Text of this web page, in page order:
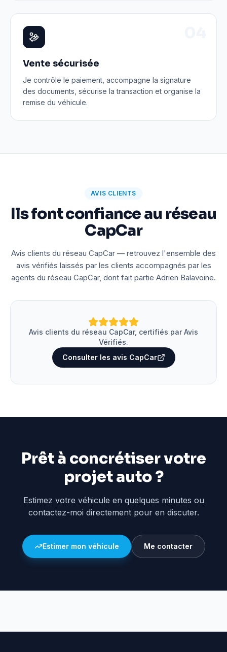
Vente sécurisée
Je contrôle le paiement, accompagne la signature
des documents, sécurise la transaction et organise la
remise du véhicule.
AVIS CLIENTS
Ils font confiance au réseau
CapCar
Avis clients du réseau CapCar — retrouvez l'ensemble des
avis vérifiés laissés par les clients accompagnés par les
agents du réseau CapCar, dont fait partie Adrien Balavoine.
Avis clients du réseau CapCar, certifiés par Avis
Vérifiés.
Consulter les avis CapCar
Prêt à concrétiser votre
projet auto ?
Estimez votre véhicule en quelques minutes ou
contactez-moi directement pour en discuter.
Estimer mon véhicule Me contacter